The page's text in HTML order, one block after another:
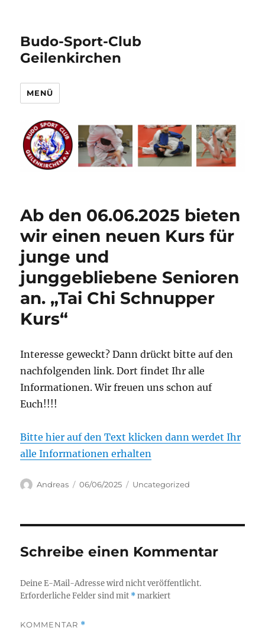
Budo-Sport-Club
Geilenkirchen
MENÜ
Ab den 06.06.2025 bieten
wir einen neuen Kurs für
junge und
junggebliebene Senioren
an. „Tai Chi Schnupper
Kurs“
Interesse geweckt? Dann drückt bitte auf den
nachfolgenden link. Dort findet Ihr alle
Informationen. Wir freuen uns schon auf
Euch!!!!
Bitte hier auf den Text klicken dann werdet Ihr
alle Informationen erhalten
Autor
Andreas
Veröffentlicht
06/06/2025 Kategorien
Uncategorized
Schreibe einen Kommentar
Deine E-Mail-Adresse wird nicht veröffentlicht.
Erforderliche Felder sind mit *markiert
KOMMENTAR *